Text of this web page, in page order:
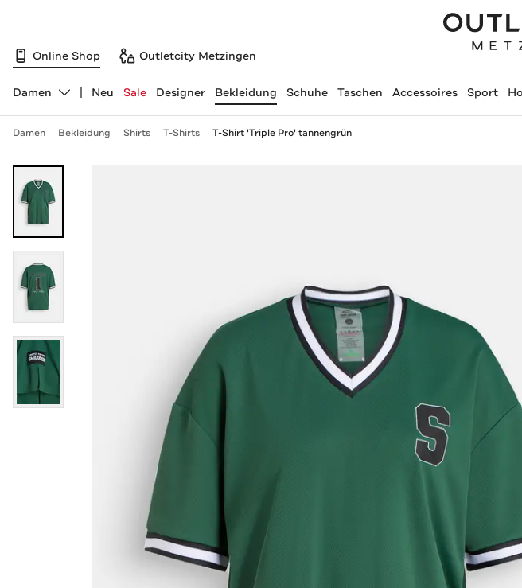
Online Shop Outletcity Metzingen
Abteilung ändern, ausgewählt:
Damen Neu Sale Designer Bekleidung Schuhe Taschen Accessoires Sport
Damen Bekleidung Shirts T-Shirts T-Shirt 'Triple Pro' tannengrün